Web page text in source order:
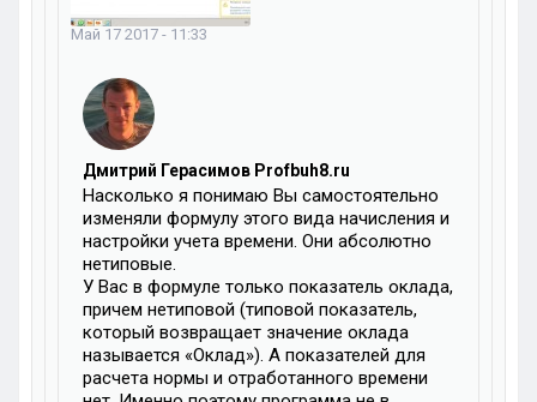
Май 17 2017 - 11:33
Дмитрий Герасимов Profbuh8.ru
Насколько я понимаю Вы самостоятельно
изменяли формулу этого вида начисления и
настройки учета времени. Они абсолютно
нетиповые.
У Вас в формуле только показатель оклада,
причем нетиповой (типовой показатель,
который возвращает значение оклада
называется «Оклад»). А показателей для
расчета нормы и отработанного времени